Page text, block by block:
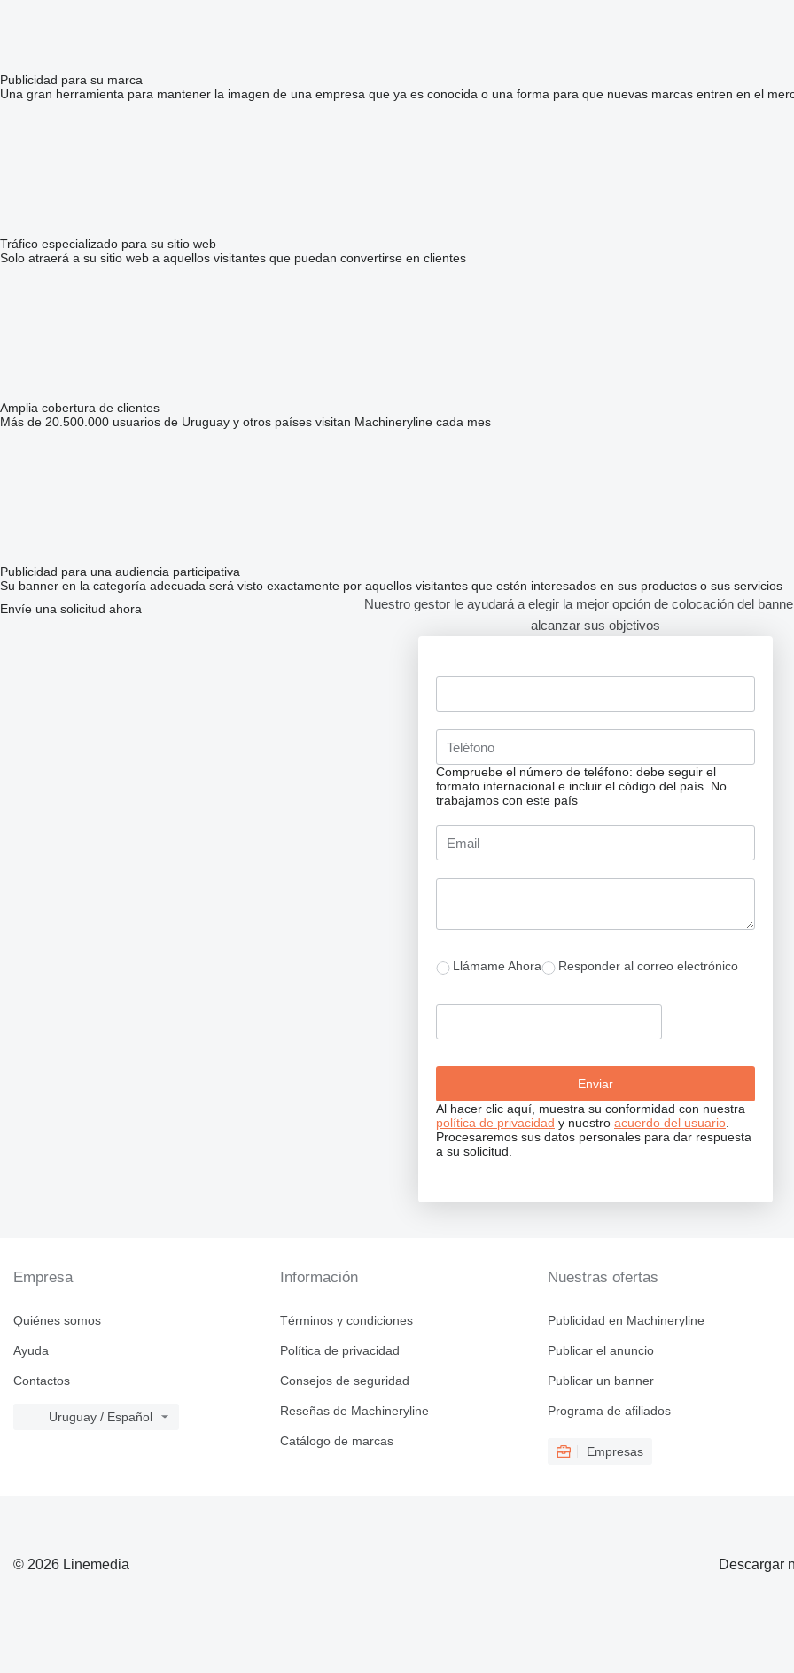
Publicidad para su marca
Una gran herramienta para mantener la imagen de una empresa que ya es conocida o una forma para que nuevas marcas entren en el
Tráfico especializado para su sitio web
Solo atraerá a su sitio web a aquellos visitantes que puedan convertirse en clientes
Amplia cobertura de clientes
Más de 20.500.000 usuarios de Uruguay y otros países visitan Machineryline cada mes
Publicidad para una audiencia participativa
Su banner en la categoría adecuada será visto exactamente por aquellos visitantes que estén interesados en sus productos o sus servicios
Envíe una solicitud ahora
Nuestro gestor le ayudará a elegir la mejor opción de colocación del
alcanzar sus objetivos
Compruebe el número de teléfono: debe seguir el
formato internacional e incluir el código del país. No
trabajamos con este país
Llámame Ahora Responder al correo electrónico
Al hacer clic aquí, muestra su conformidad con nuestra
política de privacidad y nuestro acuerdo del usuario
Procesaremos sus datos personales para dar respuesta
a su solicitud.
Empresa
Quiénes somos
Ayuda
Contactos
Uruguay / Español
Información
Términos y condiciones
Política de privacidad
Consejos de seguridad
Reseñas de Machineryline
Catálogo de marcas
Nuestras ofertas
Publicidad en Machineryline
Publicar el anuncio
Publicar un banner
Programa de afiliados
Empresas
© 2026 Linemedia Descargar